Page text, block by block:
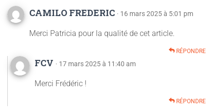
CAMILO FREDERIC · 16 mars 2025 à 5:01 pm
Merci Patricia pour la qualité de cet article.
RÉPONDRE
FCV · 17 mars 2025 à 11:40 am
Merci Frédéric !
RÉPONDRE